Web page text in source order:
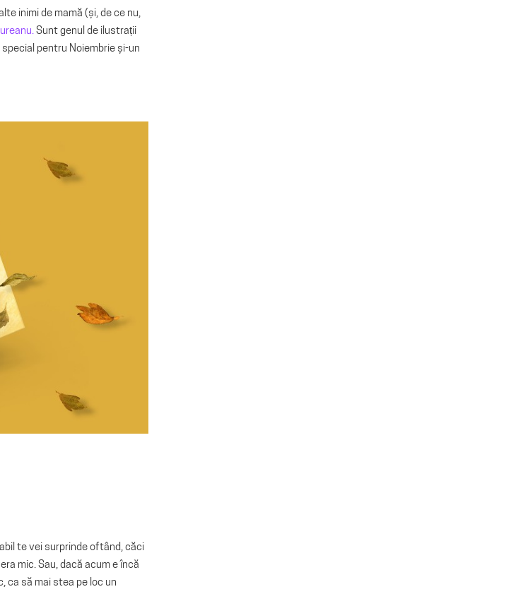
inimi de mamă (și, de ce nu,
Sunt genul de ilustrații
pentru Noiembrie și-un
te vei surprinde oftând, căci
mic. Sau, dacă acum e încă
ca să mai stea pe loc un